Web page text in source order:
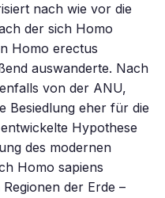
nach wie vor die
der sich Homo
Homo erectus
auswanderte. Nach
von der ANU,
Besiedlung eher für die
Hypothese
des modernen
Homo sapiens
der Erde –